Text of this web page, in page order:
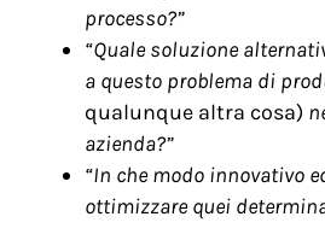
processo?”
“Quale soluzione
a questo problema di
qualunque altra cosa)
azienda?”
“In che modo innovativo
ottimizzare quei